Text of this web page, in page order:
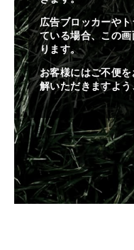
広告ブロッカーや
ている場合、この
ります。
お客様にはご不便
解いただきますよ